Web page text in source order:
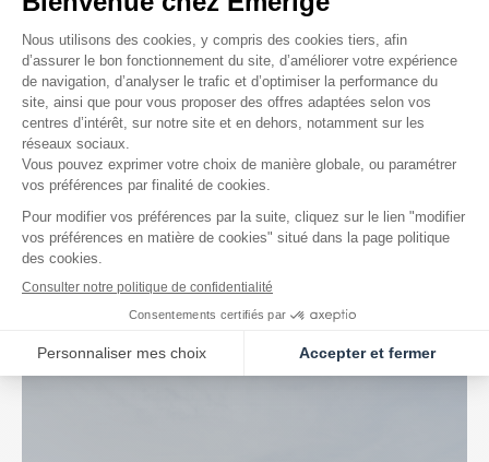
J’exploremon futur quartier